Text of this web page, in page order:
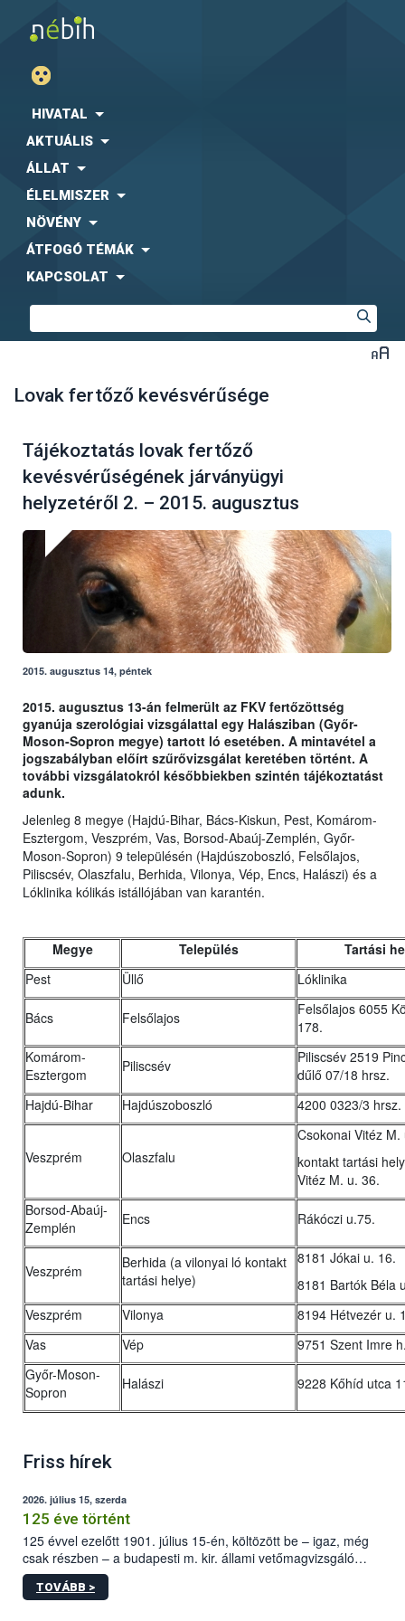
HIVATAL
AKTUÁLIS
ÁLLAT
ÉLELMISZER
NÖVÉNY
ÁTFOGÓ TÉMÁK
KAPCSOLAT
Lovak fertőző kevésvérűsége
Tájékoztatás lovak fertőző
kevésvérűségének járványügyi
helyzetéről 2. – 2015. augusztus
2015. augusztus 14, péntek
2015. augusztus 13-án felmerült az FKV fertőzöttség
gyanúja szerológiai vizsgálattal egy Halásziban (Győr-
Moson-Sopron megye) tartott ló esetében. A mintavétel a
jogszabályban előírt szűrővizsgálat keretében történt. A
további vizsgálatokról későbbiekben szintén tájékoztatást
adunk.
Jelenleg 8 megye (Hajdú-Bihar, Bács-Kiskun, Pest, Komárom-
Esztergom, Veszprém, Vas, Borsod-Abaúj-Zemplén, Győr-
Moson-Sopron) 9 településén (Hajdúszoboszló, Felsőlajos,
Piliscsév, Olaszfalu, Berhida, Vilonya, Vép, Encs, Halászi) és a
Lóklinika kólikás istállójában van karantén.
Megye Település
Tartási
Pest
Üllő Lóklinika
Bács Felsőlajos
Felsőlajos 6055
178.
Komárom-
Esztergom
Piliscsév
Piliscsév 2519
dűlő 07/18 hrsz.
Hajdú-Bihar
Hajdúszoboszló 4200 0323/3 hrsz.
Veszprém Olaszfalu
Csokonai Vitéz M.
kontakt tartási
Vitéz M. u. 36.
Borsod-Abaúj-
Zemplén
Encs Rákóczi u.75.
Veszprém
Berhida (a vilonyai ló kontakt
tartási helye)
8181 Jókai u. 16.
8181 Bartók Béla
Veszprém
Vilonya
8194 Hétvezér u.
Vas
Vép
9751 Szent Imre
Győr-Moson-
Sopron
Halászi 9228 Kőhíd utca
Friss hírek
2026. július 15, szerda
125 éve történt
125 évvel ezelőtt 1901. július 15-én, költözött be – igaz, még
csak részben – a budapesti m. kir. állami vetőmagvizsgáló
állomás a Kis Rókus utca 15. szám alatti, Czigler Győző által
tervezett új épületébe.
TOVÁBB >